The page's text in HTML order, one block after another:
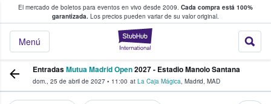
El mercado de boletos para eventos en vivo desde 2009. Cada compra está 100%
garantizada. Los precios pueden variar de su valor original.
StubHub: donde
Menú
fans compran y venden boletos
EntradasMutua Madrid Open2027 - Estadio Manolo Santana
dom., 25 de abril de 2027 • 11:00 at La Caja Mágica, Madrid, MAD